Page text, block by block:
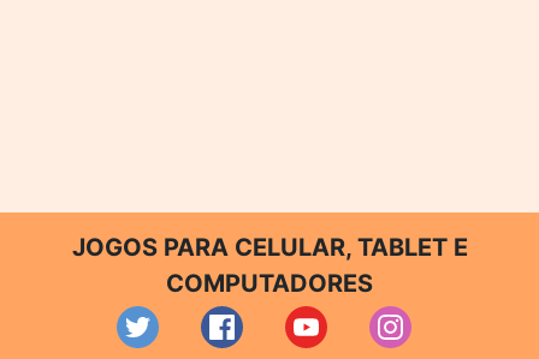
JOGOS PARA CELULAR, TABLET E
COMPUTADORES